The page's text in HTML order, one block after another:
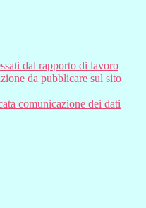
dal rapporto di lavoro
da pubblicare sul sito
comunicazione dei dati